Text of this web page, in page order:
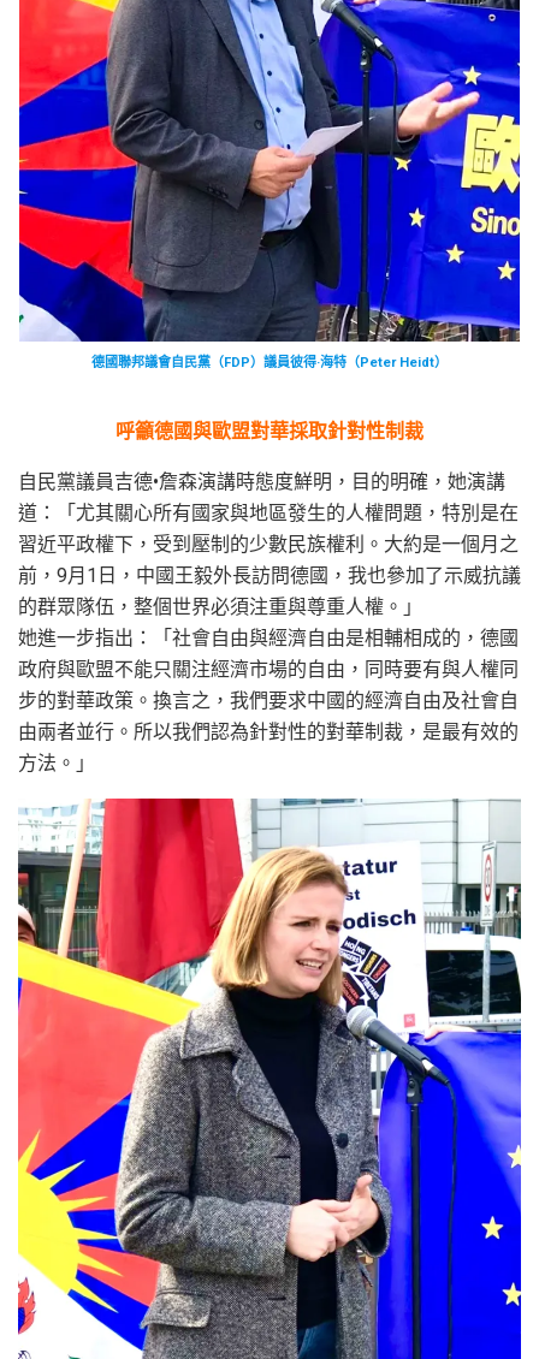
德國聯邦議會自民黨（FDP）議員彼得·海特（Peter Heidt）
呼籲德國與歐盟對華採取針對性制裁
自民黨議員吉德•詹森演講時態度鮮明，目的明確，她演講
道：「尤其關心所有國家與地區發生的人權問題，特別是在
習近平政權下，受到壓制的少數民族權利。大約是一個月之
前，9月1日，中國王毅外長訪問德國，我也參加了示威抗議
的群眾隊伍，整個世界必須注重與尊重人權。」
她進一步指出：「社會自由與經濟自由是相輔相成的，德國
政府與歐盟不能只關注經濟市場的自由，同時要有與人權同
步的對華政策。換言之，我們要求中國的經濟自由及社會自
由兩者並行。所以我們認為針對性的對華制裁，是最有效的
方法。」